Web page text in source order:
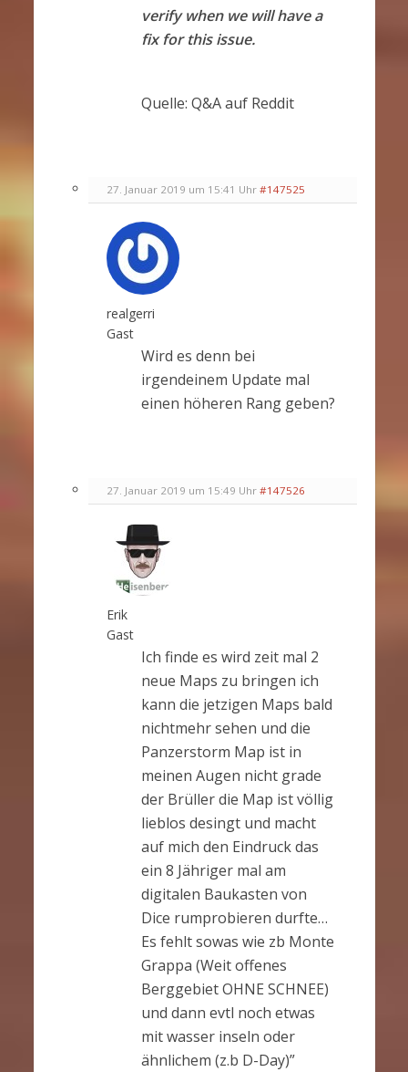
verify when we will have a
fix for this issue.
Quelle: Q&A auf Reddit
27. Januar 2019 um 15:41 Uhr #147525
realgerri
Gast
Wird es denn bei
irgendeinem Update mal
einen höheren Rang geben?
27. Januar 2019 um 15:49 Uhr #147526
Erik
Gast
Ich finde es wird zeit mal 2
neue Maps zu bringen ich
kann die jetzigen Maps bald
nichtmehr sehen und die
Panzerstorm Map ist in
meinen Augen nicht grade
der Brüller die Map ist völlig
lieblos desingt und macht
auf mich den Eindruck das
ein 8 Jähriger mal am
digitalen Baukasten von
Dice rumprobieren durfte…
Es fehlt sowas wie zb Monte
Grappa (Weit offenes
Berggebiet OHNE SCHNEE)
und dann evtl noch etwas
mit wasser inseln oder
ähnlichem (z.b D-Day)”